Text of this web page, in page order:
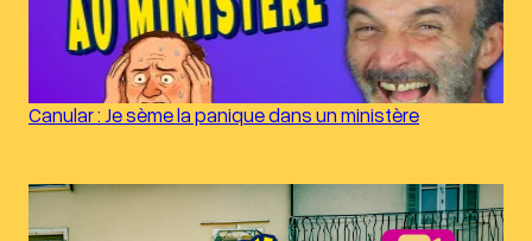
Canular : Je sème la panique dans un ministère